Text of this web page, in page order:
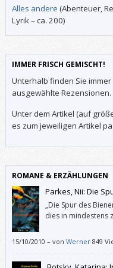
Alles andere (Abenteuer,
Lyrik – ca. 200)
IMMER FRISCH GEMISCHT!
Unterhalb finden Sie
ausgewählte Rezensionen.
Unter dem Artikel (auf
es zum jeweiligen Artikel
ROMANE & ERZÄHLUNGEN
Parkes, Nii: Die
„Die Spur des
dies in mindestens
15/10/2010 – von Werner 849